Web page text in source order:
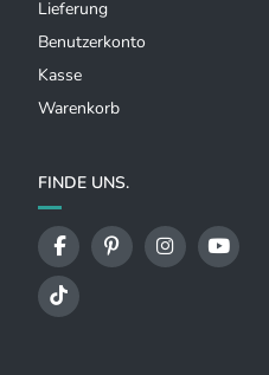
Lieferung
Benutzerkonto
Kasse
Warenkorb
FINDE UNS.